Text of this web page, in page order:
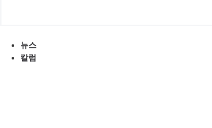
뉴스
칼럼